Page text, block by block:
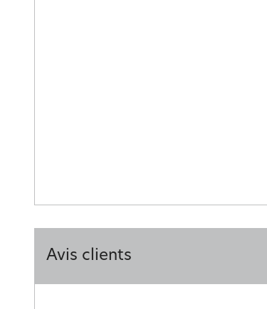
Avis clients